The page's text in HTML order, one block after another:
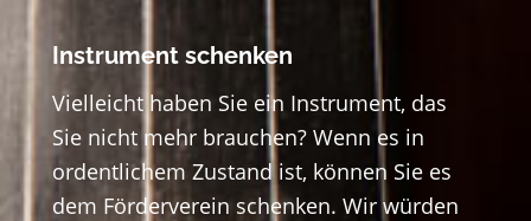
Instrument schenken
Vielleicht haben Sie ein Instrument, das
Sie nicht mehr brauchen? Wenn es in
ordentlichem Zustand ist, können Sie es
dem Förderverein schenken. Wir würden